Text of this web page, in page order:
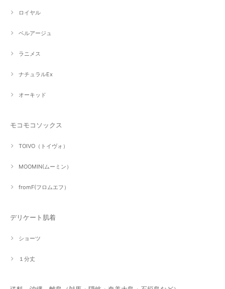
ロイヤル
ベルアージュ
ラニメス
ナチュラルEx
オーキッド
モコモコソックス
TOIVO（トイヴォ）
MOOMIN(ムーミン）
fromF(フロムエフ）
デリケート肌着
ショーツ
１分丈